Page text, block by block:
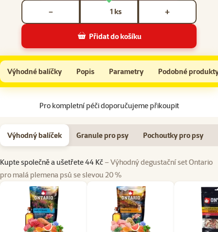
ks
− +
Přidat do košíku
Konzerva Ontario Adult hovězí pate s příchutí spiruliny 200g
Do košíku
Výhodné balíčky Popis Parametry Podobné
Na začátek stránky
Pro kompletní péči doporučujeme přikoupit
Výhodný balíček Granule pro psy Pochoutky pro psy
Kupte společně a ušetřete 44 Kč – Výhodný degustační set Ontario
pro malá plemena psů se slevou 20 %